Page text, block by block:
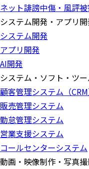
ネット誹謗中傷・風評
システム開発・アプリ
システム開発
アプリ開発
AI開発
システム・ソフト・ツ
顧客管理システム（CRM
販売管理システム
勤怠管理システム
営業支援システム
コールセンターシステム
動画・映像制作・写真